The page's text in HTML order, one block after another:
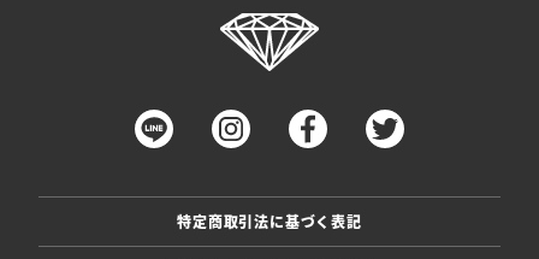
特定商取引法に基づく表記